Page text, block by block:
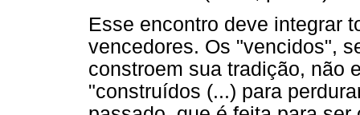
Esse encontro deve integrar
vencedores. Os "vencidos",
constroem sua tradição, não
"construídos (...) para